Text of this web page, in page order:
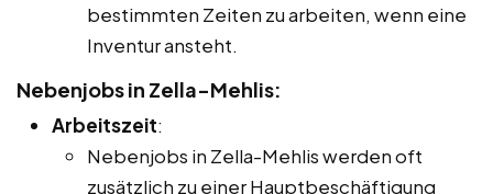
bestimmten Zeiten zu arbeiten, wenn eine
Inventur ansteht.
Nebenjobs in Zella-Mehlis:
Arbeitszeit:
Nebenjobs in Zella-Mehlis werden oft
zusätzlich zu einer Hauptbeschäftigung